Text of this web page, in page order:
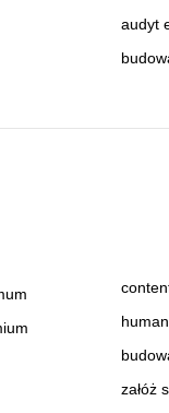
audyt
załóż